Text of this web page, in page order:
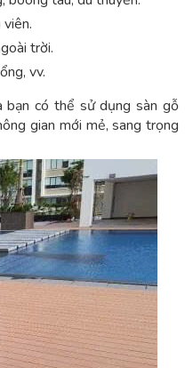
trời.
vv.
bạn có thể sử dụng sàn gỗ
gian mới mẻ, sang trọng